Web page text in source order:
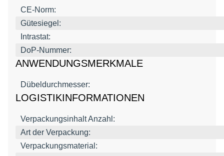
CE-Norm:
Gütesiegel:
Intrastat:
DoP-Nummer:
ANWENDUNGSMERKMALE
Dübeldurchmesser:
LOGISTIKINFORMATIONEN
Verpackungsinhalt Anzahl:
Art der Verpackung:
Verpackungsmaterial: